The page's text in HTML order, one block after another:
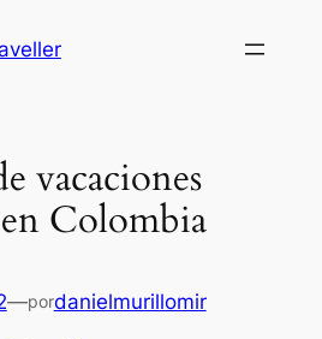
vacaciones
Colombia
—pordanielmurillomir